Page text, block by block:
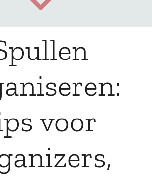
voor